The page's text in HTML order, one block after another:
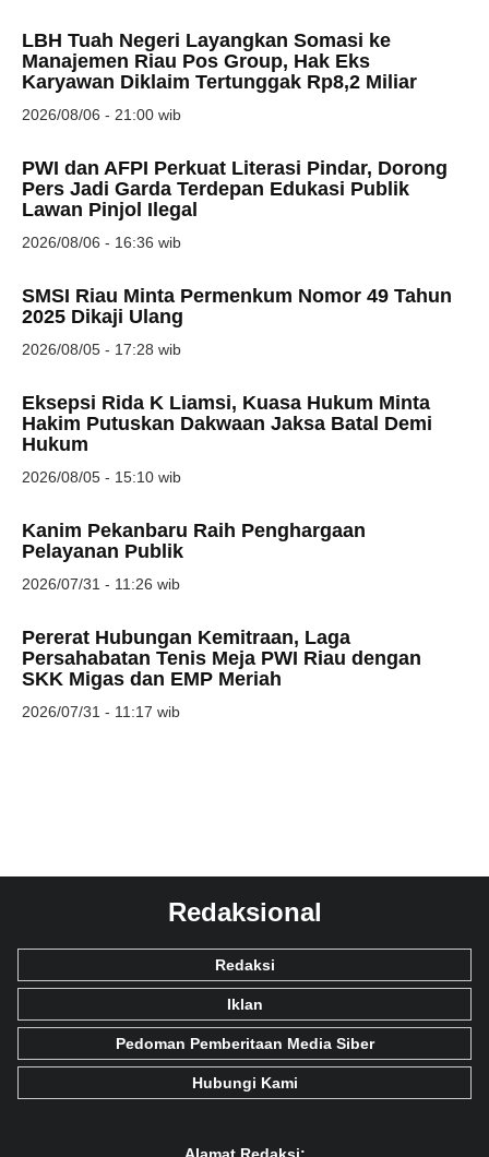
LBH Tuah Negeri Layangkan Somasi ke
Manajemen Riau Pos Group, Hak Eks
Karyawan Diklaim Tertunggak Rp8,2 Miliar
2026/08/06 - 21:00 wib
PWI dan AFPI Perkuat Literasi Pindar, Dorong
Pers Jadi Garda Terdepan Edukasi Publik
Lawan Pinjol Ilegal
2026/08/06 - 16:36 wib
SMSI Riau Minta Permenkum Nomor 49 Tahun
2025 Dikaji Ulang
2026/08/05 - 17:28 wib
Eksepsi Rida K Liamsi, Kuasa Hukum Minta
Hakim Putuskan Dakwaan Jaksa Batal Demi
Hukum
2026/08/05 - 15:10 wib
Kanim Pekanbaru Raih Penghargaan
Pelayanan Publik
2026/07/31 - 11:26 wib
Pererat Hubungan Kemitraan, Laga
Persahabatan Tenis Meja PWI Riau dengan
SKK Migas dan EMP Meriah
2026/07/31 - 11:17 wib
Redaksional
Redaksi
Iklan
Pedoman Pemberitaan Media Siber
Hubungi Kami
Alamat Redaksi: